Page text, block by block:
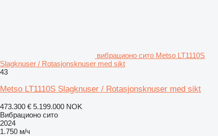
вибрационо сито Metso LT1110S
Slagknuser / Rotasjonsknuser med sikt
43
Metso LT1110S Slagknuser / Rotasjonsknuser med sikt
473.300 € 5.199.000 NOK
Вибрационо сито
2024
1.750 м/ч